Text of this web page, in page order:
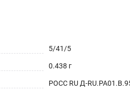
5/41/5
0.438 г
РОСС RU Д-